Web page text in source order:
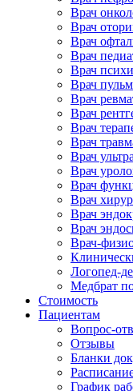
Врач
Врач
Врач
Врач
Врач
Врач
Врач
Врач
Врач
Врач
Врач
Врач
Врач
Врач
Врач
Врач
Врач-
Логопед-
Медбрат
Стоимость
Пациентам
Вопрос-
Отзывы
Бланки
График